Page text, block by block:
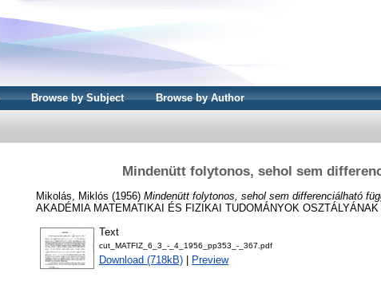
Browse by Subject Browse by Author
Mindenütt folytonos, sehol sem
Mikolás, Miklós (1956) Mindenütt folytonos, sehol sem differenciálható
AKADÉMIA MATEMATIKAI ÉS FIZIKAI TUDOMÁNYOK
Text
cut_MATFIZ_6_3_-_4_1956_pp353_-_367.pdf
Download (718kB) Preview